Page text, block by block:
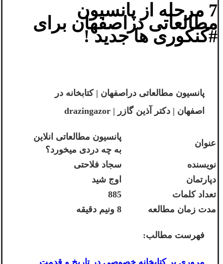
7 مرحله از پانسیون
مطالعاتی دراصفهان برای
#کنکوری ها جدید !
پانسیون مطالعاتی دراصفهان | کتابخانه در
اصفهان | دکتر آذین گازر | drazingazor
عنوان
پانسیون مطالعاتی انلاین
به چه دردی میخورد؟
نویسنده
سجاد فلاحتی
دپارتمان
اوج شید
تعداد کلمات
885
مدت زمان مطالعه
8 ونیم دقیقه
فهرست مطالب:
مروری بر کتابخانه خصوصی در تاریخ و قدمت